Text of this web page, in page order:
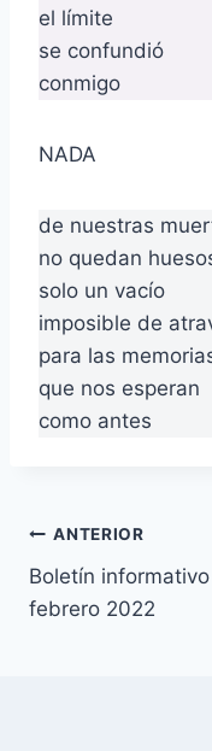
el límite
se confundió
conmigo
NADA
de nuestras
no quedan
solo un vacío
imposible de
para las
que nos esperan
como antes
Navegación
de
ANTERIOR
Boletín informativo
febrero 2022